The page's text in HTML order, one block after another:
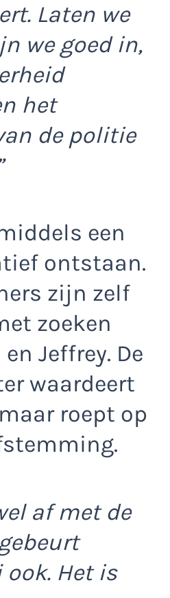
Laten we
we goed in,
het
de politie
een
ontstaan.
zijn zelf
zoeken
Jeffrey. De
waardeert
roept op
af met de
Het is